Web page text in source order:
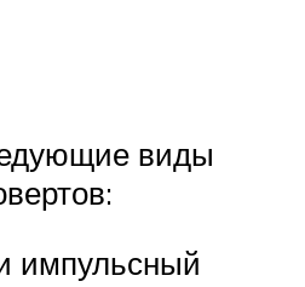
виды
импульсный